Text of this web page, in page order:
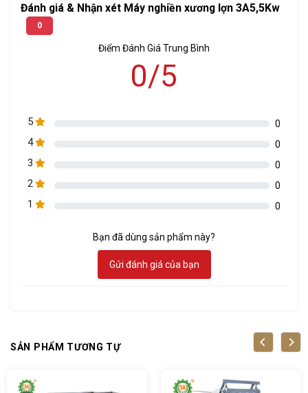
(hình côn) và đầu nghiền gồm: trục xoắn, lưỡi dao, mặt
sàng.
– Bộ phận động cơ của máy gồm có động cơ giảm tốc 5,5Kw
Đánh giá & Nhận xét Máy nghiền xương lợn 3A5,5Kw
0
Điểm Đánh Giá Trung Bình
0/5
5 0
4 0
3 0
2 0
1 0
Bạn đã dùng sản phẩm này?
Gửi đánh giá của bạn
SẢN PHẨM TƯƠNG TỰ